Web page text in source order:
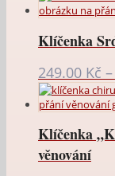
Klíčenka
249.00 Kč –
Klíčenka
věnování